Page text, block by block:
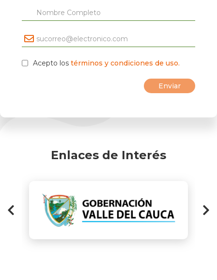
Acepto los términos y condiciones de uso.
Enlaces de Interés